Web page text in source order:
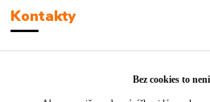
Kontakty
Bez cookies to